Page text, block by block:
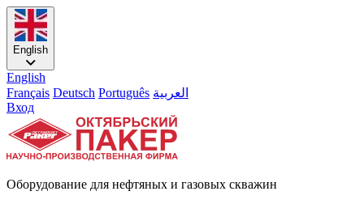
English
English
Français Deutsch Português العربية
Вход
Оборудование для нефтяных и газовых скважин